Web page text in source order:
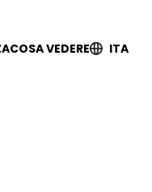
COSA VEDERE ITA